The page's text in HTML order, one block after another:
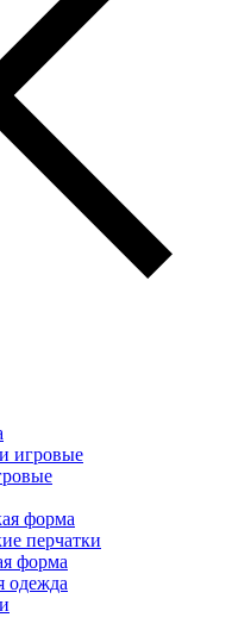
игровые
форма
перчатки
форма
одежда